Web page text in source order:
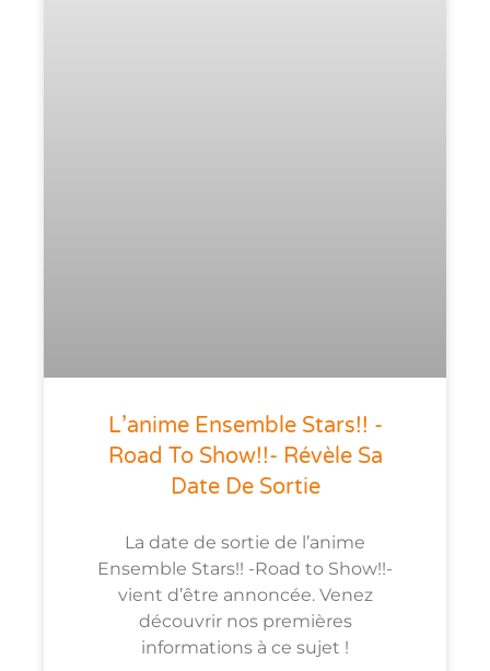
L’anime Ensemble Stars!! -
Road To Show!!- Révèle Sa
Date De Sortie
La date de sortie de l’anime
Ensemble Stars!! -Road to Show!!-
vient d’être annoncée. Venez
découvrir nos premières
informations à ce sujet !